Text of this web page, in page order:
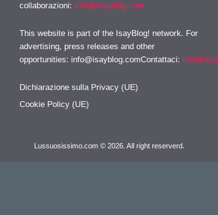
collaborazioni: info@isayblog.com
This website is part of the IsayBlog! network. For
advertising, press releases and other
opportunities: info@isayblog.comContattaci:
Dichiarazione sulla Privacy (UE)
Cookie Policy (UE)
Lussuosissimo.com © 2026. All right reserverd.